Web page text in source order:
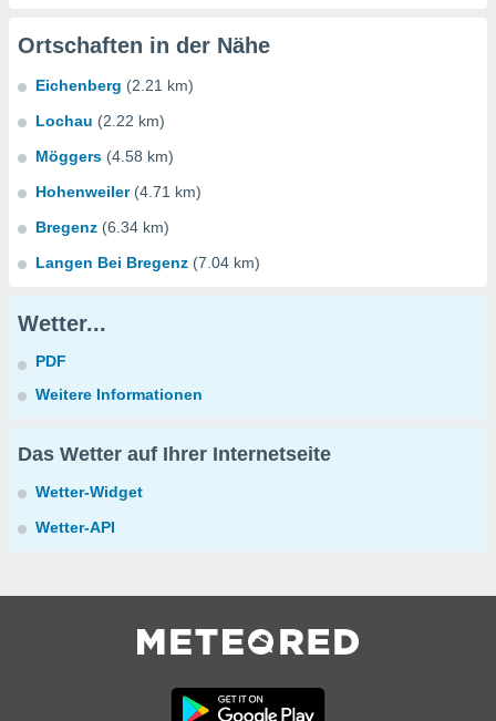
Ortschaften in der Nähe
Eichenberg (2.21 km)
Lochau (2.22 km)
Möggers (4.58 km)
Hohenweiler (4.71 km)
Bregenz (6.34 km)
Langen Bei Bregenz (7.04 km)
Wetter...
PDF
Weitere Informationen
Das Wetter auf Ihrer Internetseite
Wetter-Widget
Wetter-API